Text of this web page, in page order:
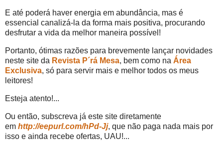
E até poderá haver energia em abundância, mas é
essencial canalizá-la da forma mais positiva, procurando
desfrutar a vida da melhor maneira possível!
Portanto, ótimas razões para brevemente lançar novidades
neste site da Revista P´rá Mesa, bem como na Área
Exclusiva, só para servir mais e melhor todos os meus
leitores!
Esteja atento!...
Ou então, subscreva já este site diretamente
em http://eepurl.com/hPd-Jj, que não paga nada mais por
isso e ainda recebe ofertas, UAU!...